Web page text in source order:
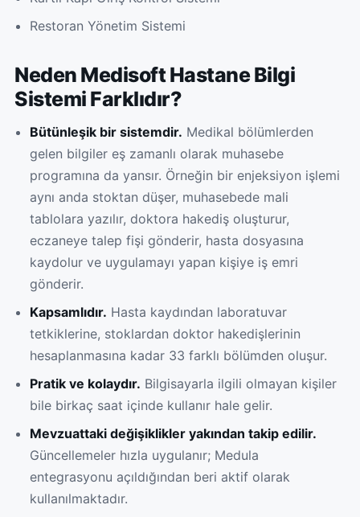
Restoran Yönetim Sistemi
Neden Medisoft Hastane Bilgi
Sistemi Farklıdır?
Bütünleşik bir sistemdir. Medikal bölümlerden
gelen bilgiler eş zamanlı olarak muhasebe
programına da yansır. Örneğin bir enjeksiyon işlemi
aynı anda stoktan düşer, muhasebede mali
tablolara yazılır, doktora hakediş oluşturur,
eczaneye talep fişi gönderir, hasta dosyasına
kaydolur ve uygulamayı yapan kişiye iş emri
gönderir.
Kapsamlıdır. Hasta kaydından laboratuvar
tetkiklerine, stoklardan doktor hakedişlerinin
hesaplanmasına kadar 33 farklı bölümden oluşur.
Pratik ve kolaydır. Bilgisayarla ilgili olmayan kişiler
bile birkaç saat içinde kullanır hale gelir.
Mevzuattaki değişiklikler yakından takip edilir.
Güncellemeler hızla uygulanır; Medula
entegrasyonu açıldığından beri aktif olarak
kullanılmaktadır.